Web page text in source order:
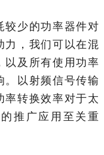
较少的功率器件对
力，我们可以在混
以及所有使用功率
以射频信号传输
转换效率对于太
推广应用至关重